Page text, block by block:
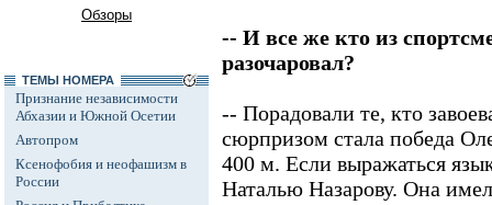
Обзоры
ТЕМЫ НОМЕРА
Признание независимости
Абхазии и Южной Осетии
Автопром
Ксенофобия и неофашизм в
России
-- И все же кто из
разочаровал?
-- Порадовали те, кто
сюрпризом стала победа
400 м. Если выражаться
Наталью Назарову. Она